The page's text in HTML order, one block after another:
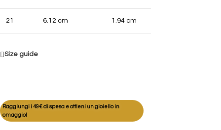
21 6.12 cm 1.94 cm
Size guide
Raggiungi i 49€ di spesa e ottieni un gioiello in
omaggio!